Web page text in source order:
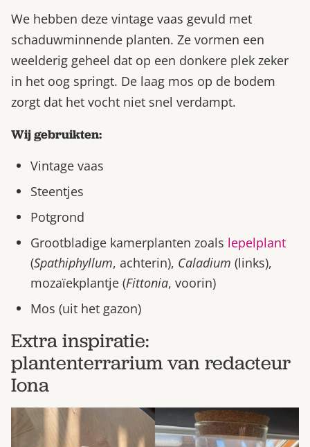
We hebben deze vintage vaas gevuld met
schaduwminnende planten. Ze vormen een
weelderig geheel dat op een donkere plek zeker
in het oog springt. De laag mos op de bodem
zorgt dat het vocht niet snel verdampt.
Wij gebruikten:
Vintage vaas
Steentjes
Potgrond
Grootbladige kamerplanten zoals lepelplant
(Spathiphyllum, achterin), Caladium (links),
mozaïekplantje (Fittonia, voorin)
Mos (uit het gazon)
Extra inspiratie:
plantenterrarium van redacteur
Iona